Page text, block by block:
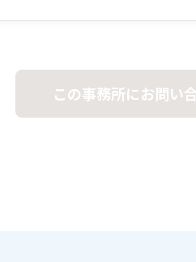
この事務所にお問い